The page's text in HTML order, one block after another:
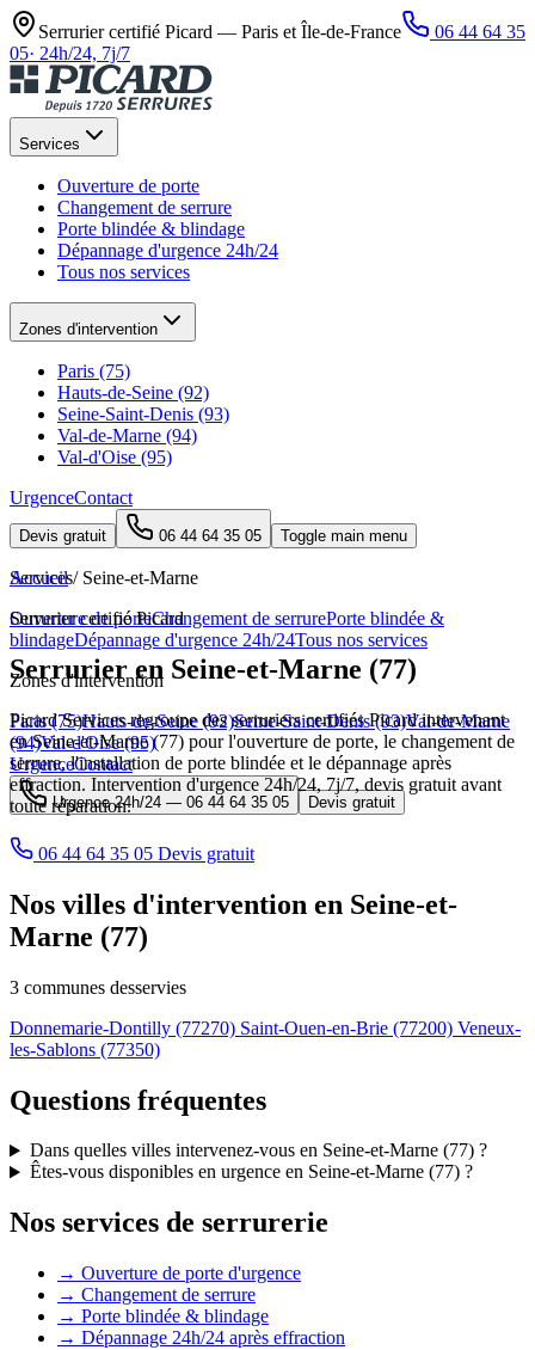
Serrurier certifié Picard — Paris et Île-de-France
06 44 64 35
05· 24h/24, 7j/7
Services
Ouverture de porte
Changement de serrure
Porte blindée & blindage
Dépannage d'urgence 24h/24
Tous nos services
Zones d'intervention
Paris (75)
Hauts-de-Seine (92)
Seine-Saint-Denis (93)
Val-de-Marne (94)
Val-d'Oise (95)
UrgenceContact
Devis gratuit 06 44 64 35 05 Toggle main menu
Services
Ouverture de porteChangement de serrurePorte blindée &
blindageDépannage d'urgence 24h/24Tous nos services
Zones d'intervention
Paris (75)Hauts-de-Seine (92)Seine-Saint-Denis (93)Val-de-Marne
(94)Val-d'Oise (95)
UrgenceContact
Urgence 24h/24 — 06 44 64 35 05 Devis gratuit
Accueil / Seine-et-Marne
Serrurier certifié Picard
Serrurier en Seine-et-Marne (77)
Picard Services regroupe des serruriers certifiés Picard intervenant
en Seine-et-Marne (77) pour l'ouverture de porte, le changement de
serrure, l'installation de porte blindée et le dépannage après
effraction. Intervention d'urgence 24h/24, 7j/7, devis gratuit avant
toute réparation.
06 44 64 35 05 Devis gratuit
Nos villes d'intervention en Seine-et-
Marne (77)
3 communes desservies
Donnemarie-Dontilly (77270) Saint-Ouen-en-Brie (77200) Veneux-
les-Sablons (77350)
Questions fréquentes
Dans quelles villes intervenez-vous en Seine-et-Marne (77) ?
Êtes-vous disponibles en urgence en Seine-et-Marne (77) ?
Nos services de serrurerie
→ Ouverture de porte d'urgence
→ Changement de serrure
→ Porte blindée & blindage
→ Dépannage 24h/24 après effraction